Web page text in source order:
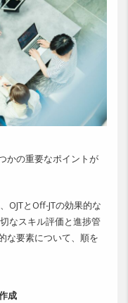
かの重要なポイントが
OJTとOff-JTの効果的な
なスキル評価と進捗管
な要素について、順を
成